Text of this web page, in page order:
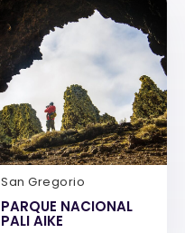
San Gregorio
PARQUE NACIONAL
PALI AIKE